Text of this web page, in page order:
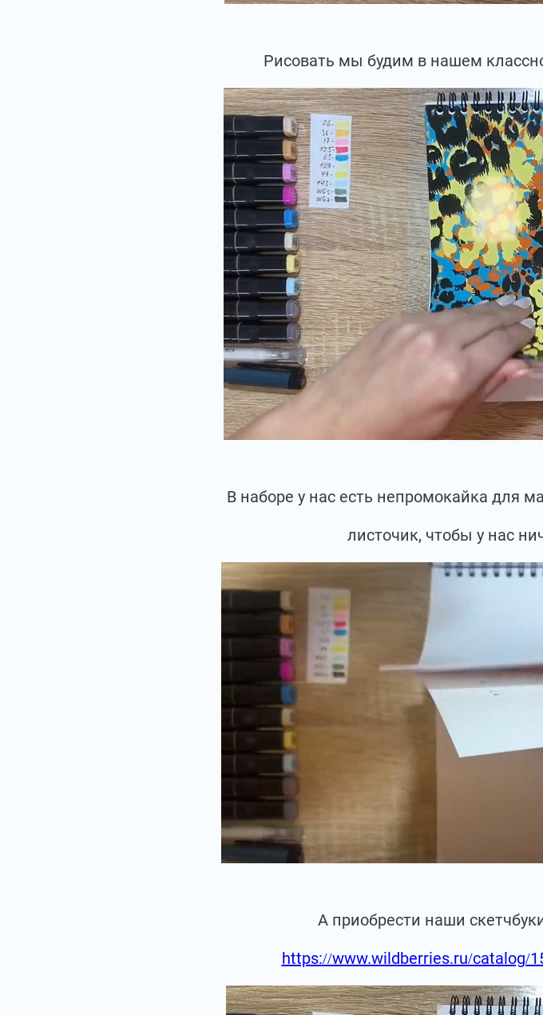
Рисовать мы будим в нашем
В наборе у нас есть непромокайка для
листочик, чтобы у нас
А приобрести наши
https://www.wildberries.ru/catalog/